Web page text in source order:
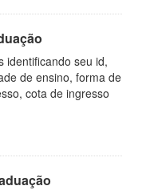
identificando seu id,
de ensino, forma de
cota de ingresso